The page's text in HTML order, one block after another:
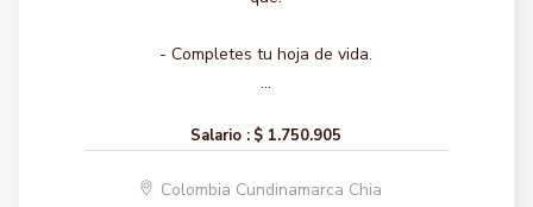
- Completes tu hoja de vida.
...
Salario : $ 1.750.905
Colombia Cundinamarca Chia